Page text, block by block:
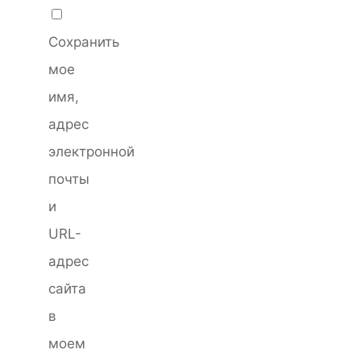
Сохранить
мое
имя,
адрес
электронной
почты
и
URL-
адрес
сайта
в
моем